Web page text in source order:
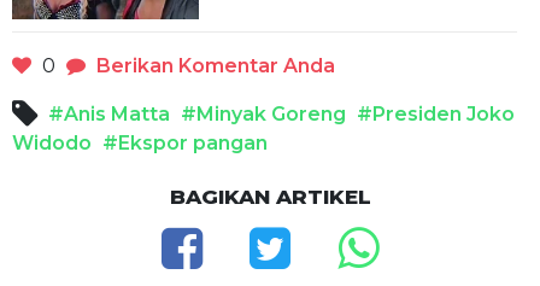
0 Berikan Komentar Anda
#Anis Matta #Minyak Goreng #Presiden Joko
Widodo #Ekspor pangan
BAGIKAN ARTIKEL